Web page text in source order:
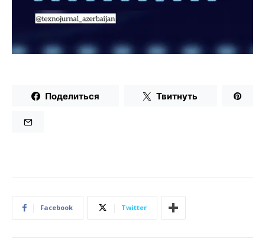
Поделиться Твитнуть
Facebook Twitter